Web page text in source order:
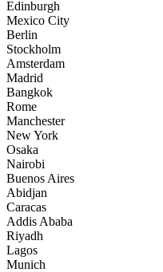
Edinburgh
Mexico City
Berlin
Stockholm
Amsterdam
Madrid
Bangkok
Rome
Manchester
New York
Osaka
Nairobi
Buenos Aires
Abidjan
Caracas
Addis Ababa
Riyadh
Lagos
Munich